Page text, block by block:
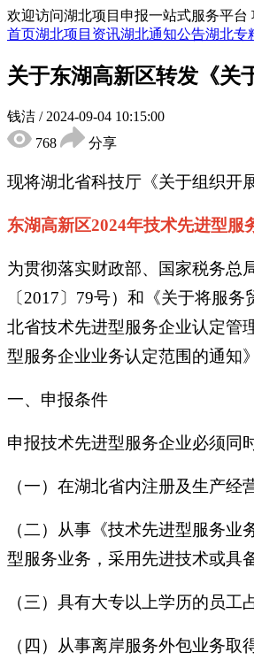
欢迎访问湖北项目申报一站式服务平台
首页湖北项目资讯湖北通知公告湖北专
关于东湖高新区转发《关
钱洁 / 2024-09-04 10:15:00
768
分享
现将湖北省科技厅《关于组织开
东湖高新区2024年技术先进型服
为贯彻落实财政部、国家税务总
〔2017〕79号）和《关于将服
北省技术先进型服务企业认定管
型服务企业业务认定范围的通知
一、申报条件
申报技术先进型服务企业必须同
（一）在湖北省内注册及生产经
（二）从事《技术先进型服务
型服务业务，采用先进技术或具
（三）具有大专以上学历的员
（四）从事离岸服务外包业务